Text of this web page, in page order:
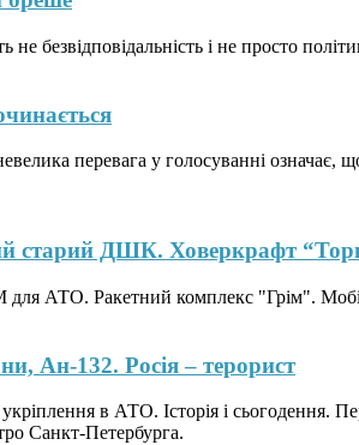
не безвідповідальність і не просто
перевага у голосуванні
старий ДШК. Ховеркрафт
АТО. Ракетний комплекс "Грім".
Ан-132. Росія – терорист
в АТО. Історія і сьогодення.
Санкт-Петербурга.